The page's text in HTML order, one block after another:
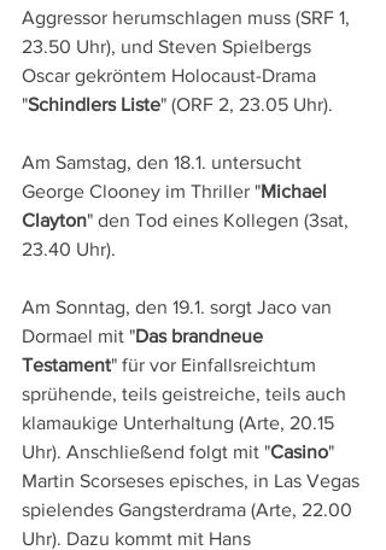
Aggressor herumschlagen muss (SRF 1,
23.50 Uhr), und Steven Spielbergs
Oscar gekröntem Holocaust-Drama
"Schindlers Liste" (ORF 2, 23.05 Uhr).
Am Samstag, den 18.1. untersucht
George Clooney im Thriller "Michael
Clayton" den Tod eines Kollegen (3sat,
23.40 Uhr).
Am Sonntag, den 19.1. sorgt Jaco van
Dormael mit "Das brandneue
Testament" für vor Einfallsreichtum
sprühende, teils geistreiche, teils auch
klamaukige Unterhaltung (Arte, 20.15
Uhr). Anschließend folgt mit "Casino"
Martin Scorseses episches, in Las Vegas
spielendes Gangsterdrama (Arte, 22.00
Uhr). Dazu kommt mit Hans